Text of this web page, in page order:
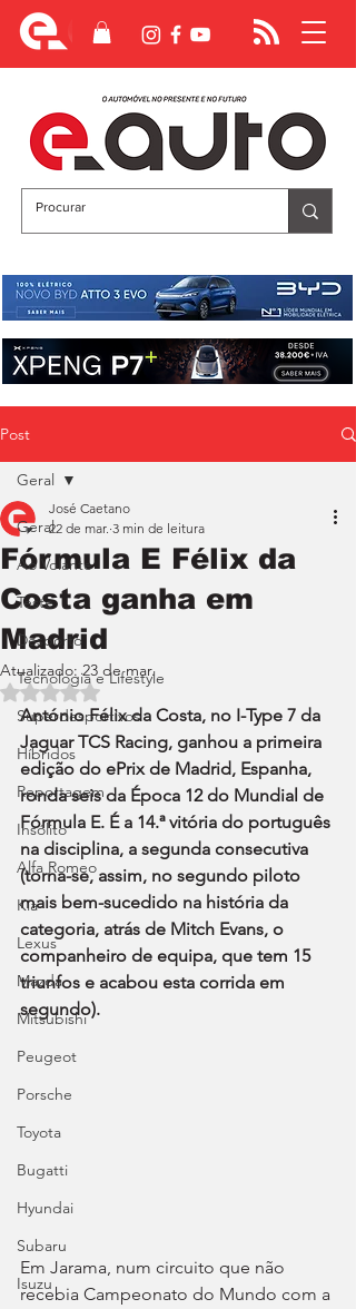
Post
Geral
Ao Volante
Teste
Desporto
Tecnologia e Lifestyle
Superdesportivos
Híbridos
Reportagem
Insólito
Alfa Romeo
Kia
Lexus
Mazda
Mitsubishi
Peugeot
Porsche
Toyota
Bugatti
Hyundai
Subaru
Isuzu
Geral
Fórmula E Félix da
Costa ganha em
Madrid
José Caetano
22 de mar. 3 min de leitura
Atualizado:23 de mar.
Avaliado com NaN de 5 estrelas.
António Félix da Costa, no I-Type 7 da
Jaguar TCS Racing, ganhou a primeira
edição do ePrix de Madrid, Espanha,
ronda seis da Época 12 do Mundial de
Fórmula E. É a 14.ª vitória do português
na disciplina, a segunda consecutiva
(torna-se, assim, no segundo piloto
mais bem-sucedido na história da
categoria, atrás de Mitch Evans, o
companheiro de equipa, que tem 15
triunfos e acabou esta corrida em
segundo).
Em Jarama, num circuito que não
recebia Campeonato do Mundo com a